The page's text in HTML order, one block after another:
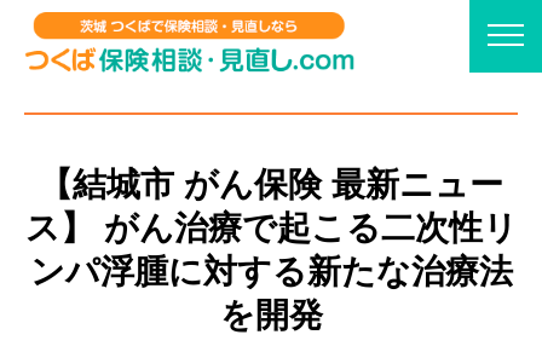
【結城市 がん保険 最新ニュー
ス】 がん治療で起こる二次性リ
ンパ浮腫に対する新たな治療法
を開発